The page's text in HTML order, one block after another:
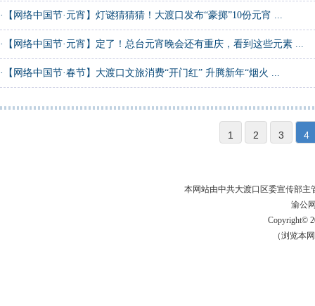
· 【网络中国节·元宵】灯谜猜猜猜！大渡口发布“豪掷”10份元宵 ...
· 【网络中国节·元宵】定了！总台元宵晚会还有重庆，看到这些元素 ...
· 【网络中国节·春节】大渡口文旅消费“开门红” 升腾新年“烟火 ...
1 2 3 4